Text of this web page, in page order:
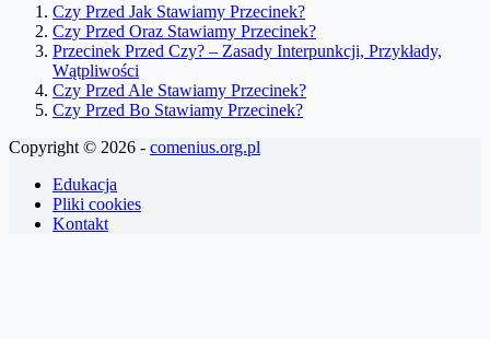
Czy Przed Jak Stawiamy Przecinek?
Czy Przed Oraz Stawiamy Przecinek?
Przecinek Przed Czy? – Zasady Interpunkcji, Przykłady,
Wątpliwości
Czy Przed Ale Stawiamy Przecinek?
Czy Przed Bo Stawiamy Przecinek?
Copyright © 2026 - comenius.org.pl
Edukacja
Pliki cookies
Kontakt